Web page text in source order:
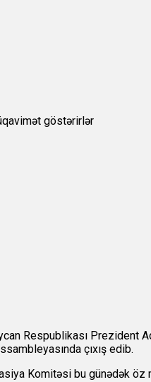
Respublikası Prezident
çıxış edib.
Komitəsi bu günədək öz